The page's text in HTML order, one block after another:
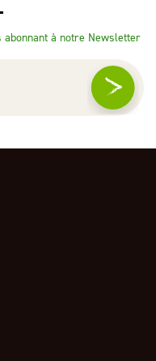
abonnant à notre Newsletter